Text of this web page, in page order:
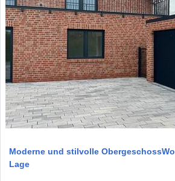
Moderne und stilvolle
Lage